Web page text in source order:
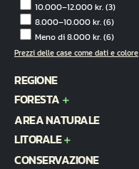
10.000–12.000 kr.(3)
8.000–10.000 kr.(6)
Meno di 8.000 kr.(6)
Prezzi delle case come dati e colore
REGIONE
FORESTA
AREA NATURALE
LITORALE
CONSERVAZIONE